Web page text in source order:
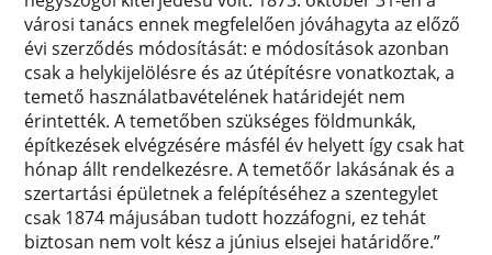
városi tanács ennek megfelelően jóváhagyta az előző
évi szerződés módosítását: e módosítások azonban
csak a helykijelölésre és az útépítésre vonatkoztak, a
temető használatbavételének határidejét nem
érintették. A temetőben szükséges földmunkák,
építkezések elvégzésére másfél év helyett így csak hat
hónap állt rendelkezésre. A temetőőr lakásának és a
szertartási épületnek a felépítéséhez a szentegylet
csak 1874 májusában tudott hozzáfogni, ez tehát
biztosan nem volt kész a június elsejei határidőre.